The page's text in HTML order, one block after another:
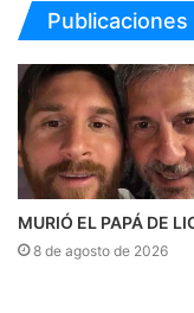
MURIÓ EL PAPÁ DE
8 de agosto de 2026